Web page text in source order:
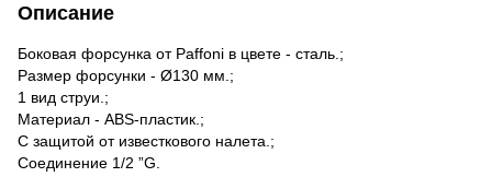
Описание
Боковая форсунка от Paffoni в цвете - сталь.;
Размер форсунки - Ø130 мм.;
1 вид струи.;
Материал - ABS-пластик.;
С защитой от известкового налета.;
Соединение 1/2 ”G.